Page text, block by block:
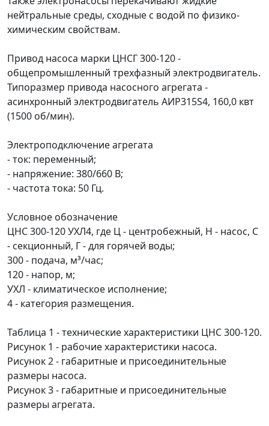
нейтральные среды, сходные с водой по физико-
химическим свойствам.
Привод насоса марки ЦНСГ 300-120 -
общепромышленный трехфазный электродвигатель.
Типоразмер привода насосного агрегата -
асинхронный электродвигатель АИР315S4, 160,0 квт
(1500 об/мин).
Электроподключение агрегата
- ток: переменный;
- напряжение: 380/660 В;
- частота тока: 50 Гц.
Условное обозначение
ЦНС 300-120 УХЛ4, где Ц - центробежный, Н - насос, С
- секционный, Г - для горячей воды;
300 - подача, м³/час;
120 - напор, м;
УХЛ - климатическое исполнение;
4 - категория размещения.
Таблица 1 - технические характеристики ЦНС 300-120.
Рисунок 1 - рабочие характеристики насоса.
Рисунок 2 - габаритные и присоединительные
размеры насоса.
Рисунок 3 - габаритные и присоединительные
размеры агрегата.